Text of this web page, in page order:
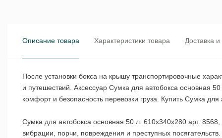
Описание товара Характеристики товара Доставка и
После установки бокса на крышу транспортировочные
и путешествий. Аксессуар Сумка для автобокса основная
комфорт и безопасность перевозки груза. Купить Сумка
Сумка для автобокса основная 50 л. 610x340x280 арт.
вибрации, порчи, повреждения и преступных